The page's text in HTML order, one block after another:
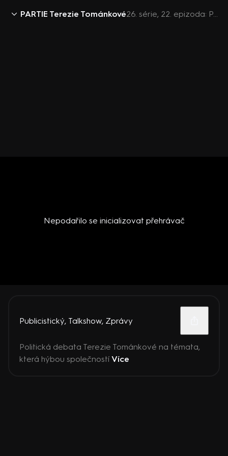
PARTIE Terezie Tománkové 26. série, 22. epizoda: PARTIE Terezie Tománkové, 31.5. v 11:55 - Oto Klempíř, Martin Baxa
Nepodařilo se inicializovat přehrávač
Publicistický, Talkshow, Zprávy
Politická debata Terezie Tománkové na témata,
která hýbou společností Více